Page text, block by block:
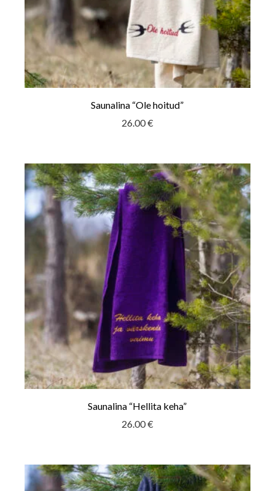
Saunalina “Ole hoitud”
26.00€
Saunalina “Hellita keha”
26.00€